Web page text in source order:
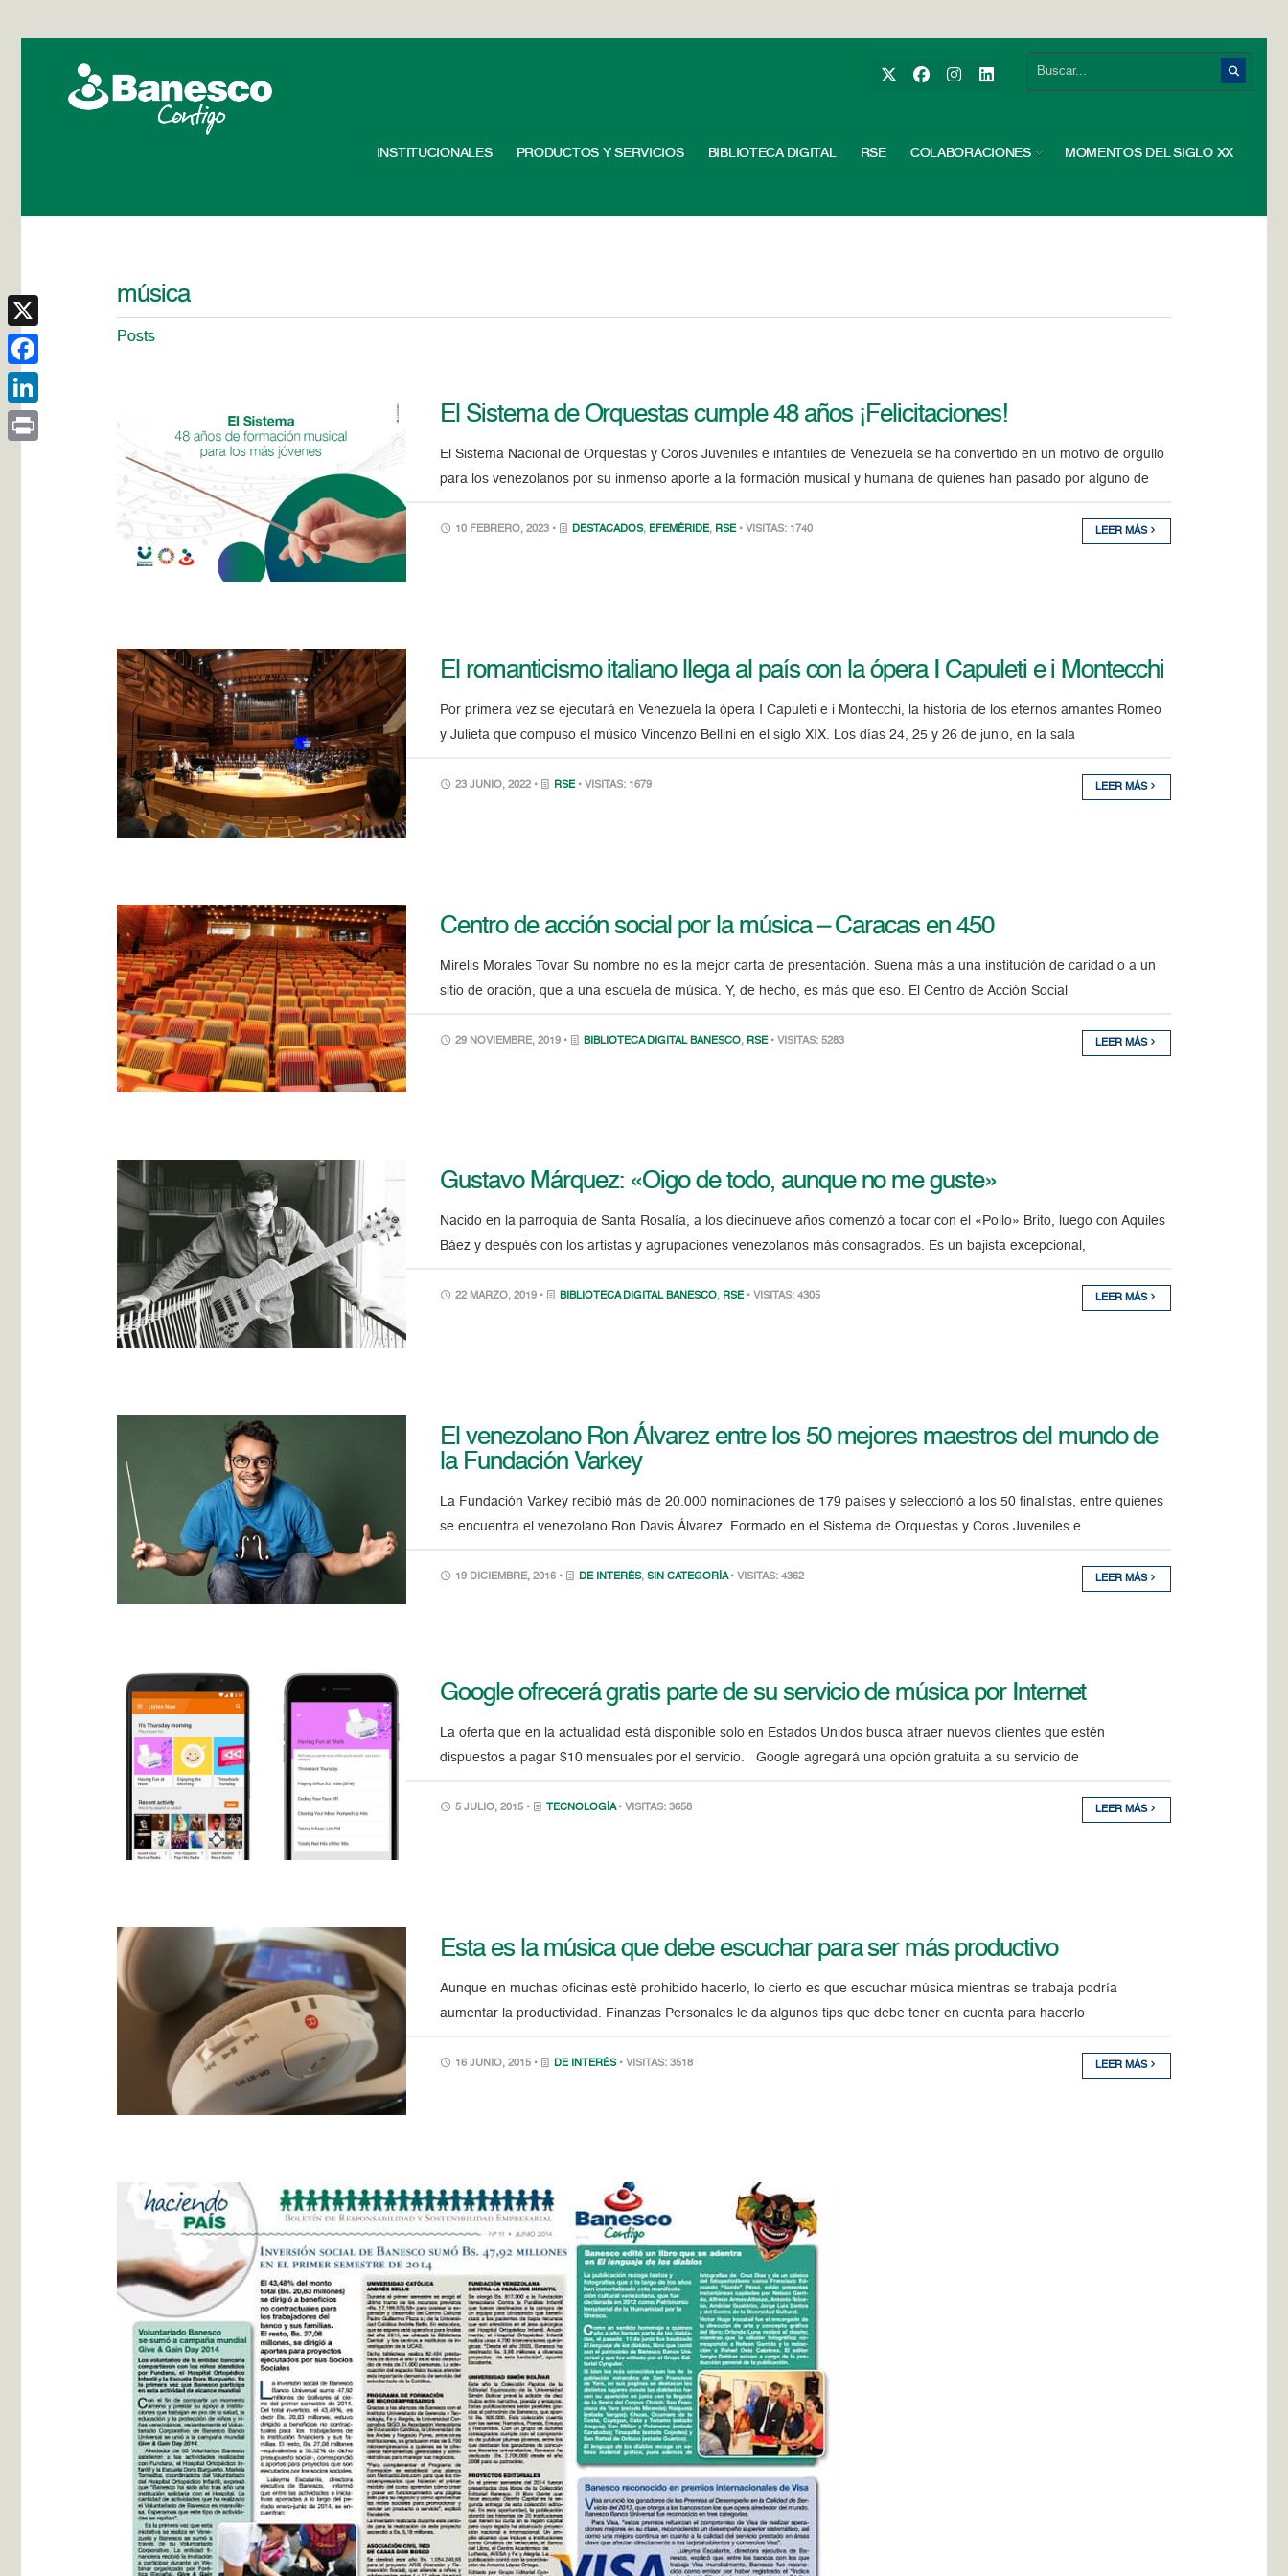
INSTITUCIONALES PRODUCTOS Y SERVICIOS BIBLIOTECA DIGITAL RSE COLABORACIONES MOMENTOS DEL SIGLO XX
música
Posts
El Sistema de Orquestas cumple 48 años ¡Felicitaciones!
El Sistema Nacional de Orquestas y Coros Juveniles e infantiles de Venezuela se ha convertido en un motivo de orgullo
para los venezolanos por su inmenso aporte a la formación musical y humana de quienes han pasado por alguno de
10 FEBRERO, 2023 • DESTACADOS, EFEMÉRIDE, RSE • VISITAS: 1740 LEER MÁS
El romanticismo italiano llega al país con la ópera I Capuleti e i Montecchi
Por primera vez se ejecutará en Venezuela la ópera I Capuleti e i Montecchi, la historia de los eternos amantes Romeo
y Julieta que compuso el músico Vincenzo Bellini en el siglo XIX. Los días 24, 25 y 26 de junio, en la sala
23 JUNIO, 2022 • RSE • VISITAS: 1679 LEER MÁS
Centro de acción social por la música – Caracas en 450
Mirelis Morales Tovar Su nombre no es la mejor carta de presentación. Suena más a una institución de caridad o a un
sitio de oración, que a una escuela de música. Y, de hecho, es más que eso. El Centro de Acción Social
29 NOVIEMBRE, 2019 • BIBLIOTECA DIGITAL BANESCO, RSE • VISITAS: 5283 LEER MÁS
Gustavo Márquez: «Oigo de todo, aunque no me guste»
Nacido en la parroquia de Santa Rosalía, a los diecinueve años comenzó a tocar con el «Pollo» Brito, luego con Aquiles
Báez y después con los artistas y agrupaciones venezolanos más consagrados. Es un bajista excepcional,
22 MARZO, 2019 • BIBLIOTECA DIGITAL BANESCO, RSE • VISITAS: 4305 LEER MÁS
El venezolano Ron Álvarez entre los 50 mejores maestros del mundo de
la Fundación Varkey
La Fundación Varkey recibió más de 20.000 nominaciones de 179 países y seleccionó a los 50 finalistas, entre quienes
se encuentra el venezolano Ron Davis Álvarez. Formado en el Sistema de Orquestas y Coros Juveniles e
19 DICIEMBRE, 2016 • DE INTERÉS,SIN CATEGORÍA • VISITAS: 4362 LEER MÁS
Google ofrecerá gratis parte de su servicio de música por Internet
La oferta que en la actualidad está disponible solo en Estados Unidos busca atraer nuevos clientes que estén
dispuestos a pagar $10 mensuales por el servicio. Google agregará una opción gratuita a su servicio de
5 JULIO, 2015 • TECNOLOGÍA • VISITAS: 3658 LEER MÁS
Esta es la música que debe escuchar para ser más productivo
Aunque en muchas oficinas esté prohibido hacerlo, lo cierto es que escuchar música mientras se trabaja podría
aumentar la productividad. Finanzas Personales le da algunos tips que debe tener en cuenta para hacerlo
16 JUNIO, 2015 • DE INTERÉS • VISITAS: 3518 LEER MÁS
X
Facebook
LinkedIn